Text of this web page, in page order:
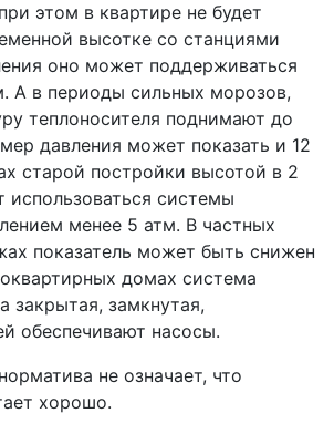
этом в квартире не будет
высотке со станциями
оно может поддерживаться
А в периоды сильных морозов,
теплоносителя поднимают до
давления может показать и 12
старой постройки высотой в 2
системы
менее 5 атм. В частных
показатель может быть снижен
домах система
закрытая, замкнутая,
обеспечивают насосы.
не означает, что
хорошо.